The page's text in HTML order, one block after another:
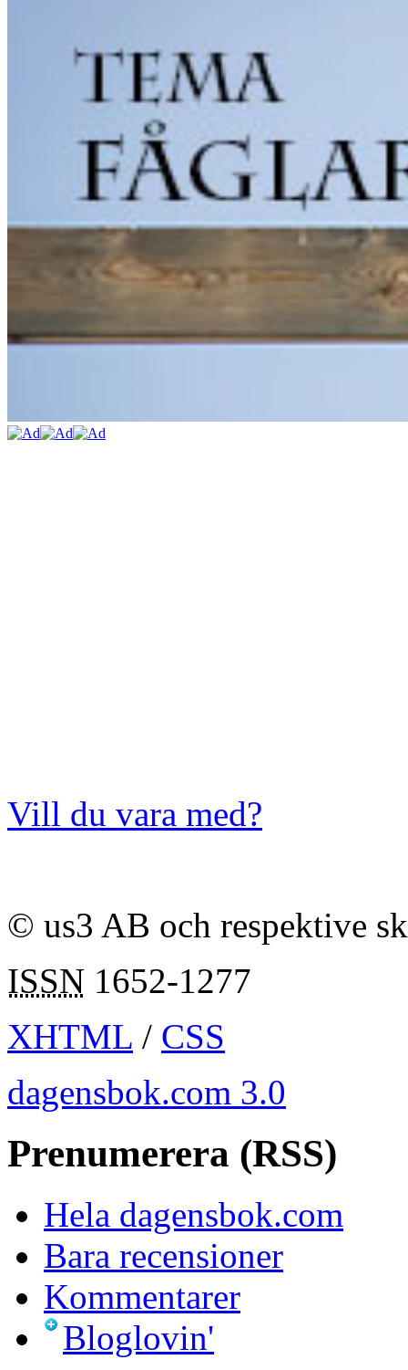
Vill du vara med?
© us3 AB och respektive
ISSN 1652-1277
XHTML / CSS
dagensbok.com 3.0
Prenumerera (RSS)
Hela dagensbok.com
Bara recensioner
Kommentarer
Bloglovin'